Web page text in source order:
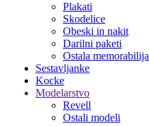
Plakati
Skodelice
Obeski in nakit
Darilni paketi
Ostala memorabilija
Sestavljanke
Kocke
Modelarstvo
Revell
Ostali modeli